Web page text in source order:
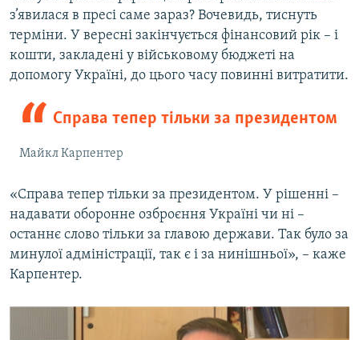
з’явилася в пресі саме зараз? Вочевидь, тиснуть
терміни. У вересні закінчується фінансовий рік – і
кошти, закладені у військовому бюджеті на
допомогу Україні, до цього часу повинні витратити.
Справа тепер тільки за президентом
Майкл Карпентер
«Справа тепер тільки за президентом. У рішенні –
надавати оборонне озброєння Україні чи ні –
останнє слово тільки за главою держави. Так було за
минулої адміністрації, так є і за нинішньої», – каже
Карпентер.